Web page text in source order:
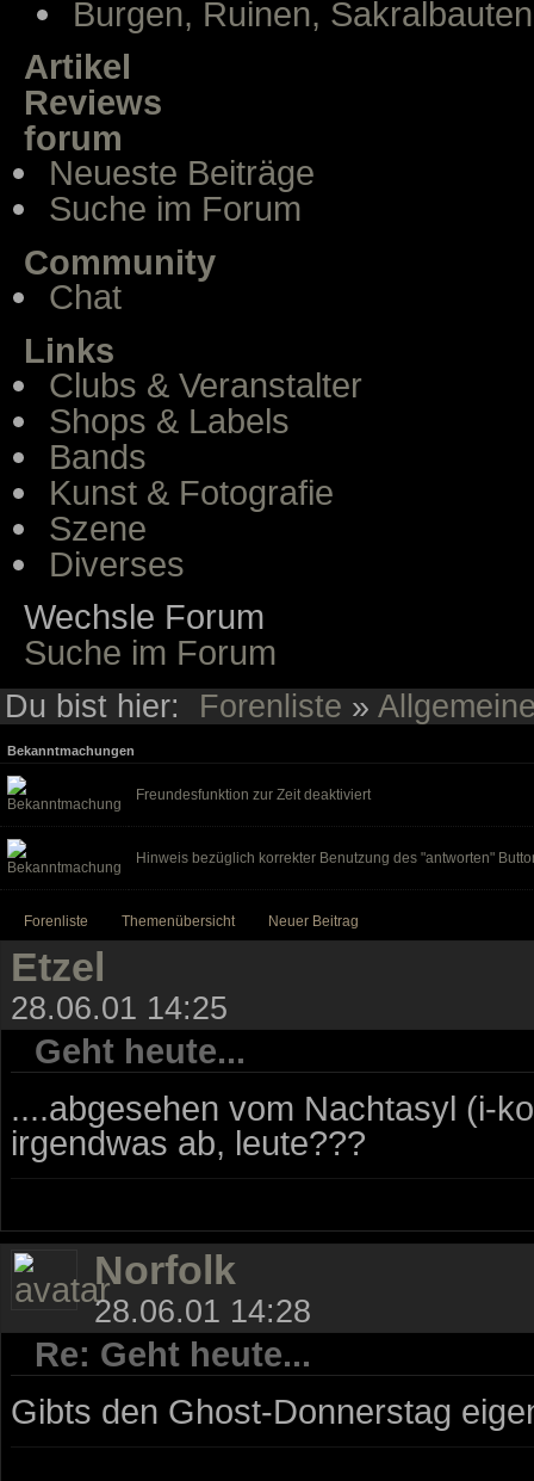
Burgen, Ruinen, Sakralbauten
Artikel
Reviews
forum
Neueste Beiträge
Suche im Forum
Community
Chat
Links
Clubs & Veranstalter
Shops & Labels
Bands
Kunst & Fotografie
Szene
Diverses
Wechsle Forum
Suche im Forum
Du bist hier: Forenliste »
Bekanntmachungen
Freundesfunktion zur Zeit deaktiviert
Hinweis bezüglich korrekter Benutzung des "antworten"
Forenliste Themenübersicht Neuer Beitrag
Etzel
28.06.01 14:25
Geht heute...
....abgesehen vom Nachtasyl (i-
irgendwas ab, leute???
Norfolk
28.06.01 14:28
Re: Geht heute...
Gibts den Ghost-Donnerstag